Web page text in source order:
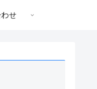
せ